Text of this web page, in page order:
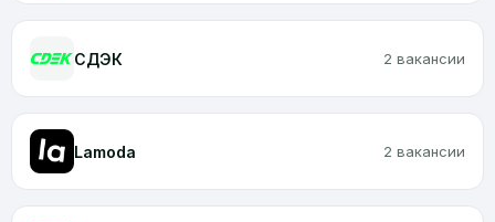
CДЭК 2 вакансии
Lamoda 2 вакансии